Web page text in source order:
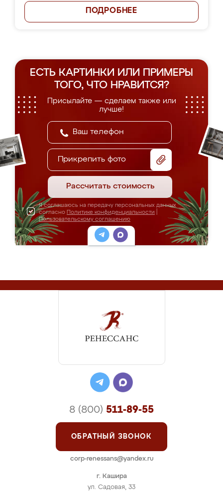
ПОДРОБНЕЕ
ЕСТЬ КАРТИНКИ ИЛИ ПРИМЕРЫ
ТОГО, ЧТО НРАВИТСЯ?
Присылайте — сделаем также или
лучше!
Прикрепить фото
Рассчитать стоимость
Я соглашаюсь на передачу персональных данных
согласно Политике конфиденциальности
Пользовательскому соглашению
г. Кашира
ул. Садовая, 33
8 (800) 511-89-55
ОБРАТНЫЙ ЗВОНОК
corp-renessans@yandex.ru